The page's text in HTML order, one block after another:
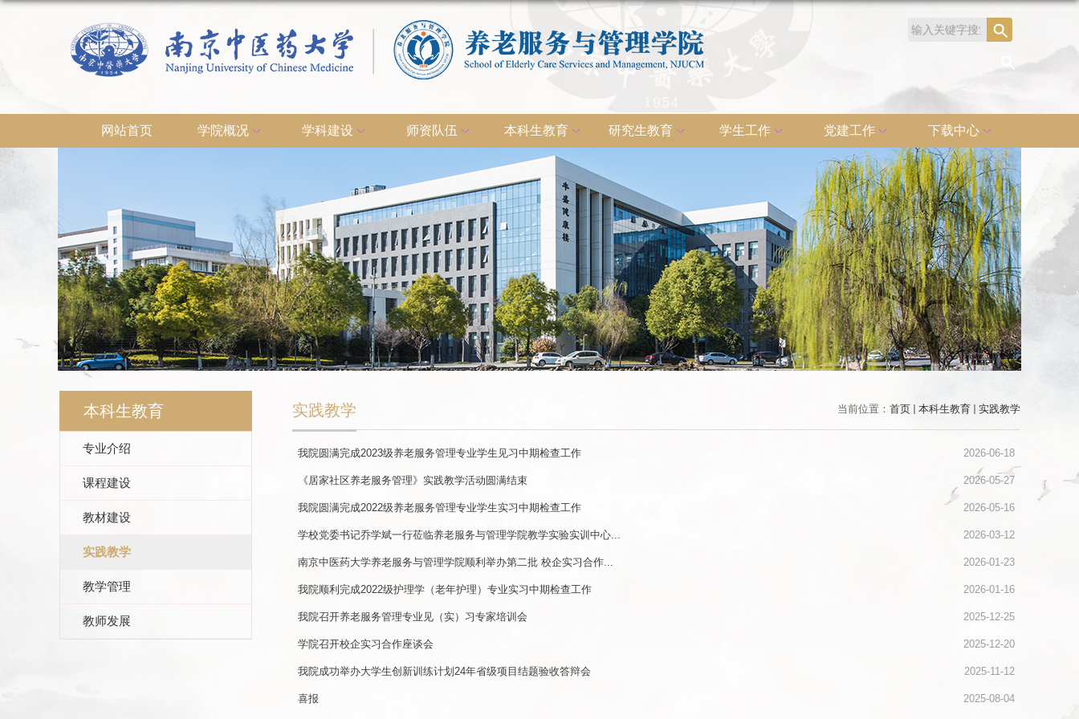
网站首页 学院概况 学科建设 师资队伍 本科生教育 研究生教育 学生工作 党建工作 下载中心
本科生教育
专业介绍
课程建设
教材建设
实践教学
教学管理
教师发展
当前位置： 首页 本科生教育 实践教学
实践教学
我院圆满完成2023级养老服务管理专业学生见习中期检查工作 2026-06-18
《居家社区养老服务管理》实践教学活动圆满结束 2026-05-27
我院圆满完成2022级养老服务管理专业学生实习中期检查工作 2026-05-16
学校党委书记乔学斌一行莅临养老服务与管理学院教学实验实训中心... 2026-03-12
南京中医药大学养老服务与管理学院顺利举办第二批 校企实习合作... 2026-01-23
我院顺利完成2022级护理学（老年护理）专业实习中期检查工作 2026-01-16
我院召开养老服务管理专业见（实）习专家培训会 2025-12-25
学院召开校企实习合作座谈会 2025-12-20
我院成功举办大学生创新训练计划24年省级项目结题验收答辩会 2025-11-12
喜报 2025-08-04